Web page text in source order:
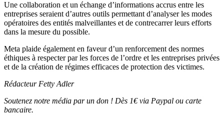
Une collaboration et un échange d’informations accrus entre les
entreprises seraient d’autres outils permettant d’analyser les modes
opératoires des entités malveillantes et de contrecarrer leurs efforts
dans la mesure du possible.
Meta plaide également en faveur d’un renforcement des normes
éthiques à respecter par les forces de l’ordre et les entreprises privées
et de la création de régimes efficaces de protection des victimes.
Rédacteur Fetty Adler
Soutenez notre média par un don ! Dès 1€ via Paypal ou carte
bancaire.